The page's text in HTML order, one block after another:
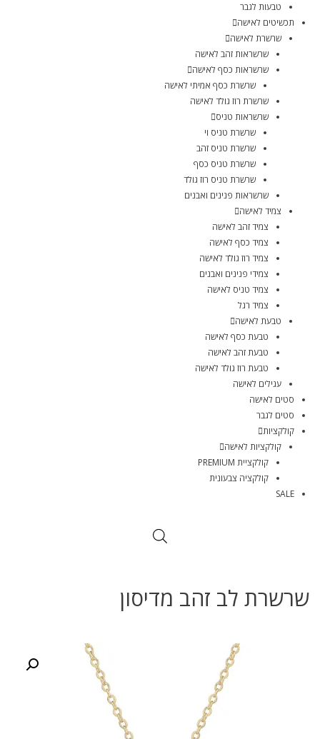
טבעות לגבר
תכשיטים לאישה
שרשרת לאישה
שרשראות זהב לאישה
שרשראות כסף לאישה
שרשרת כסף אמיתי לאישה
שרשרת רוז גולד לאישה
שרשראות טניס
שרשרת טניס וי
שרשרת טניס זהב
שרשרת טניס כסף
שרשרת טניס רוז גולד
שרשראות פנינים ואבנים
צמיד לאישה
צמיד זהב לאישה
צמיד כסף לאישה
צמיד רוז גולד לאישה
צמידי פנינים ואבנים
צמיד טניס לאישה
צמיד רגל
טבעת לאישה
טבעת כסף לאישה
טבעת זהב לאישה
טבעת רוז גולד לאישה
עגילים לאישה
סטים לאישה
סטים לגבר
קולקציות
קולקציות לאישה
קולקציית PREMIUM
קולקציה צבעונית
SALE
שרשרת לב זהב מדיסון